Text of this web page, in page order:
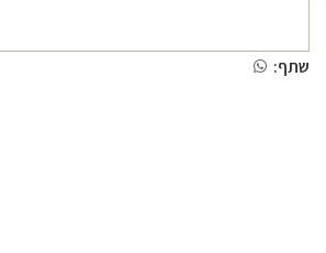
שתף: